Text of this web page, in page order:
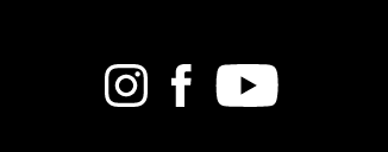
BandcampInstagramFacebook
Youtube